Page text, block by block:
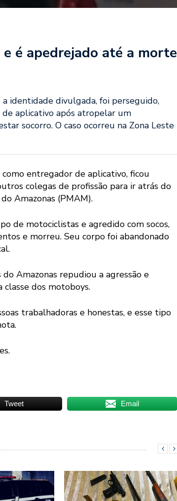
é apedrejado até a morte
identidade divulgada, foi perseguido,
aplicativo após atropelar um
socorro. O caso ocorreu na Zona Leste
entregador de aplicativo, ficou
colegas de profissão para ir atrás do
Amazonas (PMAM).
de motociclistas e agredido com socos,
e morreu. Seu corpo foi abandonado
Amazonas repudiou a agressão e
dos motoboys.
trabalhadoras e honestas, e esse tipo
Tweet Email